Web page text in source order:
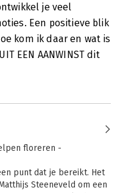
je veel
Een positieve blik
kom ik daar en wat is
EEN AANWINST dit
floreren -
punt dat je bereikt. Het
Steeneveld om een